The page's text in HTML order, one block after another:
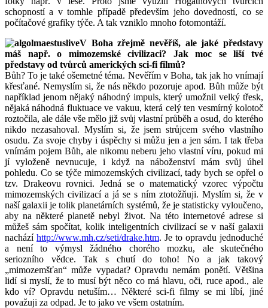
schopností a v tomhle případě především jeho dovedností, co se
počítačové grafiky týče. A tak vzniklo mnoho fotomontáží.
V Boha zřejmě nevěříš, ale jaké představy
máš např. o mimozemské civilizaci? Jak moc se liší tvé
představy od tvůrců amerických sci-fi filmů?
Bůh? To je také ošemetné téma. Nevěřím v Boha, tak jak ho vnímají
křesťané. Nemyslím si, že nás někdo pozoruje apod. Bůh může být
například jenom nějaký náhodný impuls, který umožnil velký třesk,
nějaká náhodná fluktuace ve vakuu, která celý ten vesmírný kolotoč
roztočila, ale dále vše mělo již svůj vlastní průběh a osud, do kterého
nikdo nezasahoval. Myslím si, že jsem strůjcem svého vlastního
osudu. Za svoje chyby i úspěchy si můžu jen a jen sám. I tak třeba
vnímám pojem Bůh, ale nikomu neberu jeho vlastní víru, pokud mi
jí vyloženě nevnucuje, i když na náboženství mám svůj úhel
pohledu. Co se týče mimozemských civilizací, tady bych se opřel o
tzv. Drakeovu rovnici. Jedná se o matematický vzorec výpočtu
mimozemských civilizací a já se s ním ztotožňuji. Myslím si, že v
naší galaxii je tolik planetárních systémů, že je statisticky vyloučeno,
aby na některé planetě nebyl život. Na této internetové adrese si
můžeš sám spočítat, kolik inteligentních civilizací se v naší galaxii
nachází http://www.mh.cz/seti/drake.htm. Je to opravdu jednoduché
a není to výmysl žádného chorého mozku, ale skutečného
seriozního vědce. Tak s chutí do toho! No a jak takový
„mimozemšťan“ může vypadat? Opravdu nemám ponětí. Většina
lidí si myslí, že to musí být něco co má hlavu, oči, ruce apod., ale
kdo ví? Opravdu netuším… Některé sci-fi filmy se mi líbí, jiné
považuji za odpad. Je to jako ve všem ostatním.